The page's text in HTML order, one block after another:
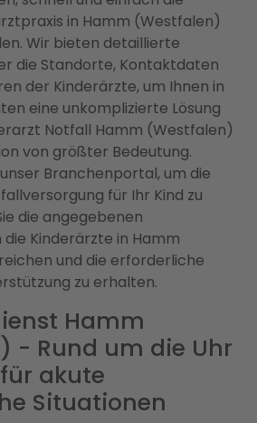
in Hamm (Westfalen)
Wir bieten detaillierte
die Standorte, Kontaktdaten
der Kinderärzte, um Ihnen in
eine unkomplizierte Lösung
Notfall Hamm (Westfalen)
von größter Bedeutung.
Branchenportal, um die
für Ihr Kind zu
die angegebenen
Kinderärzte in Hamm
und die erforderliche
zu erhalten.
Hamm
- Rund um die Uhr
akute
Situationen